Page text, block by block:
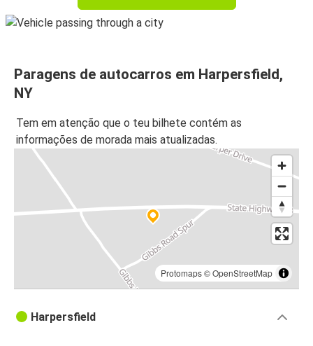
Paragens de autocarros em Harpersfield,
NY
Tem em atenção que o teu bilhete contém as
informações de morada mais atualizadas.
Protomaps©OpenStreetMap
Harpersfield